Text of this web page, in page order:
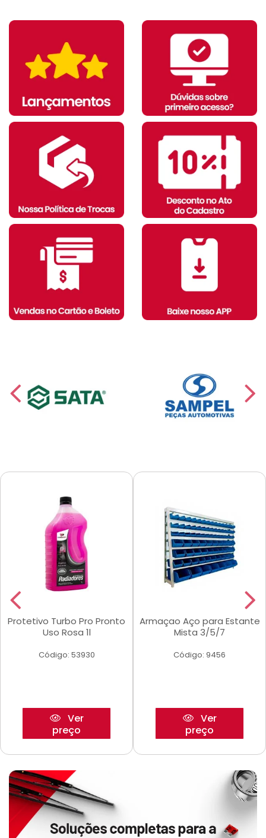
Protetivo Turbo Pro Pronto
Uso Rosa 1l
Código: 53930
Ver
preço
Armaçao Aço para Estante
Mista 3/5/7
Código: 9456
Ver
preço